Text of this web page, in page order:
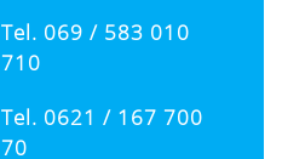
Tel. 069 / 583 010
710
Tel. 0621 / 167 700
70